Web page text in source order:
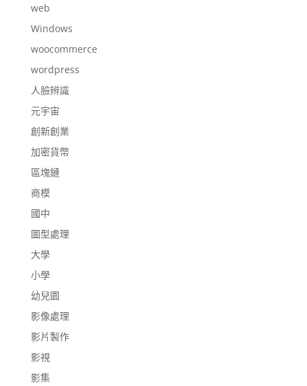
web
Windows
woocommerce
wordpress
人臉辨識
元宇宙
創新創業
加密貨幣
區塊鏈
商模
國中
圖型處理
大學
小學
幼兒園
影像處理
影片製作
影視
影集